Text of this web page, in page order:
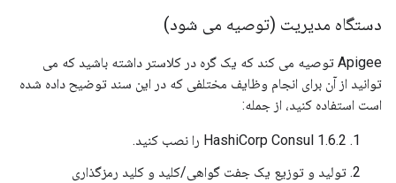
دستگاه مدیریت (توصیه می شود)
Apigee توصیه می کند که یک گره در کلاستر داشته باشید که می
توانید از آن برای انجام وظایف مختلفی که در این سند توضیح داده شده
است استفاده کنید، از جمله:
HashiCorp Consul 1.6.2 را نصب کنید.
تولید و توزیع یک جفت گواهی/کلید و کلید رمزگذاری